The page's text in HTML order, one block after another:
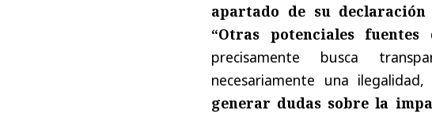
apartado de su
“Otras potenciales
precisamente busca
necesariamente una ilegalidad,
generar dudas sobre la